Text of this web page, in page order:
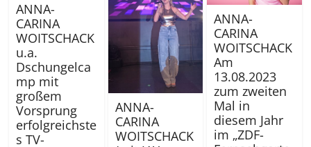
ANNA-
CARINA
WOITSCHACK
u.a.
Dschungelca
mp mit
großem
Vorsprung
erfolgreichste
s TV-
ANNA-
CARINA
WOITSCHACK
ANNA-
CARINA
WOITSCHACK
Am
13.08.2023
zum zweiten
Mal in
diesem Jahr
im „ZDF-